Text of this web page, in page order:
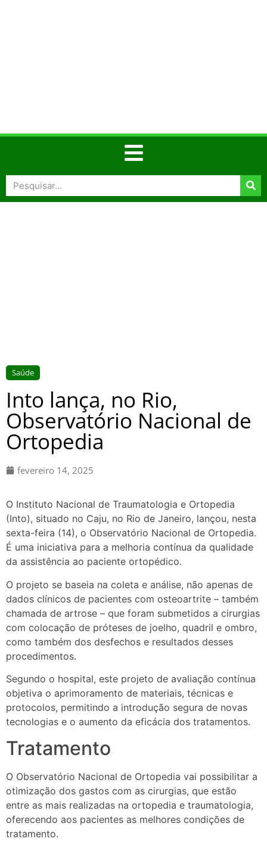
Saúde
Into lança, no Rio,
Observatório Nacional de
Ortopedia
fevereiro 14, 2025
O Instituto Nacional de Traumatologia e Ortopedia
(Into), situado no Caju, no Rio de Janeiro, lançou, nesta
sexta-feira (14), o Observatório Nacional de Ortopedia.
É uma iniciativa para a melhoria contínua da qualidade
da assistência ao paciente ortopédico.
O projeto se baseia na coleta e análise, não apenas de
dados clínicos de pacientes com osteoartrite – também
chamada de artrose – que foram submetidos a cirurgias
com colocação de próteses de joelho, quadril e ombro,
como também dos desfechos e resultados desses
procedimentos.
Segundo o hospital, este projeto de avaliação contínua
objetiva o aprimoramento de materiais, técnicas e
protocolos, permitindo a introdução segura de novas
tecnologias e o aumento da eficácia dos tratamentos.
Tratamento
O Observatório Nacional de Ortopedia vai possibilitar a
otimização dos gastos com as cirurgias, que estão
entre as mais realizadas na ortopedia e traumatologia,
oferecendo aos pacientes as melhores condições de
tratamento.